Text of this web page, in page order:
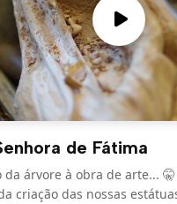
de Fátima
da árvore à obra de arte...
criação das nossas